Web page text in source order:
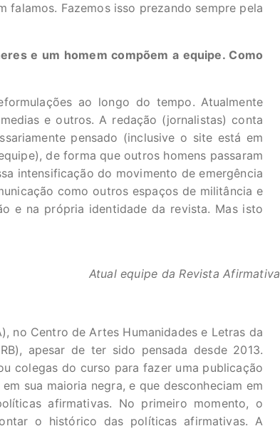
falamos. Fazemos isso prezando sempre pela
e um homem compõem a equipe. Como
ao longo do tempo. Atualmente
e outros. A redação (jornalistas) conta
pensado (inclusive o site está em
de forma que outros homens passaram
intensificação do movimento de emergência
como outros espaços de militância e
e na própria identidade da revista. Mas isto
Atual equipe da Revista Afirmativa
no Centro de Artes Humanidades e Letras da
apesar de ter sido pensada desde 2013.
colegas do curso para fazer uma publicação
sua maioria negra, e que desconheciam em
afirmativas. No primeiro momento, o
o histórico das políticas afirmativas. A